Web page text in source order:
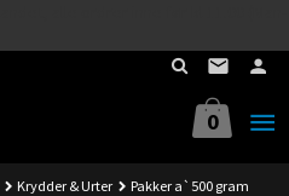
0
Krydder & Urter Pakker a`500 gram